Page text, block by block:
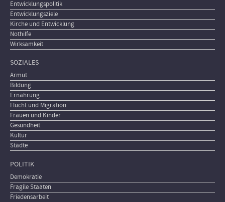
Entwicklungspolitik
Entwicklungsziele
Kirche und Entwicklung
Nothilfe
Wirksamkeit
SOZIALES
Armut
Bildung
Ernährung
Flucht und Migration
Frauen und Kinder
Gesundheit
Kultur
Städte
POLITIK
Demokratie
Fragile Staaten
Friedensarbeit